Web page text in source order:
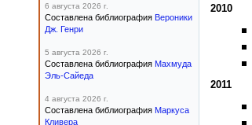
2010
2011
6 августа 2026 г.
Составлена библиография Вероники
Дж. Генри
5 августа 2026 г.
Составлена библиография Махмуда
Эль-Сайеда
4 августа 2026 г.
Составлена библиография Маркуса
Кливера